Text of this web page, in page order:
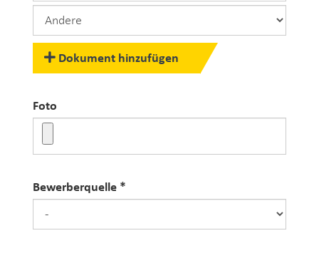
Dokument hinzufügen
Foto
Foto
Bewerberquelle
Bewerberquelle